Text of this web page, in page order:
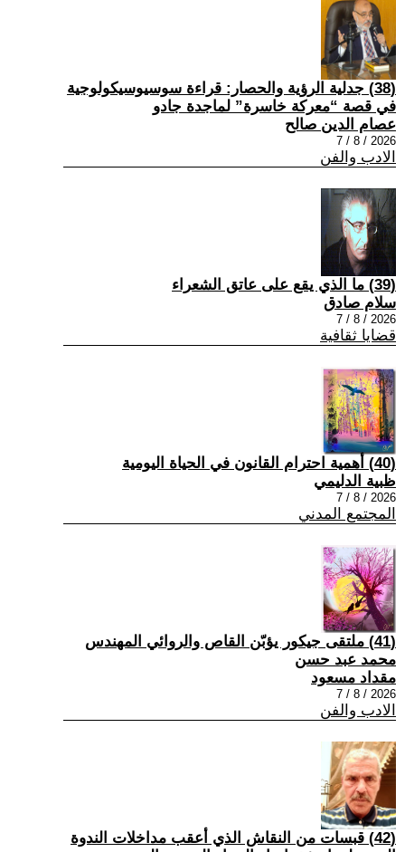
(38) جدلية الرؤية والحصار: قراءة سوسيوسيكولوجية
في قصة “معركة خاسرة” لماجدة جادو
عصام الدين صالح
2026 / 8 / 7
الادب والفن
(39) ما الذي يقع على عاتق الشعراء
سلام صادق
2026 / 8 / 7
قضايا ثقافية
(40) أهمية احترام القانون في الحياة اليومية
ظبية الدليمي
2026 / 8 / 7
المجتمع المدني
(41) ملتقى جيكور يؤبّن القاص والروائي المهندس
محمد عبد حسن
مقداد مسعود
2026 / 8 / 7
الادب والفن
(42) قبسات من النقاش الذي أعقب مداخلات الندوة